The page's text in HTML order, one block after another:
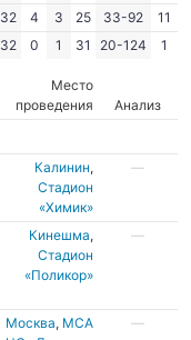
32 4 3 25 33-92
11
32 0 1 31 20-124 1
Место
проведения
Анализ
Калинин,
Стадион
«Химик»
—
Кинешма,
Стадион
«Поликор»
—
Москва, МСА
—